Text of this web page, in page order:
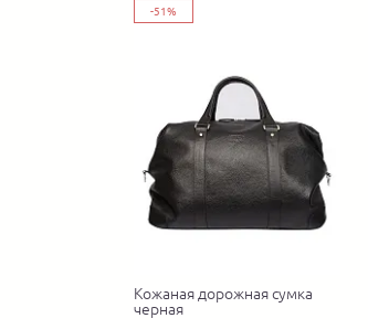
-51%
Кожаная дорожная сумка
черная